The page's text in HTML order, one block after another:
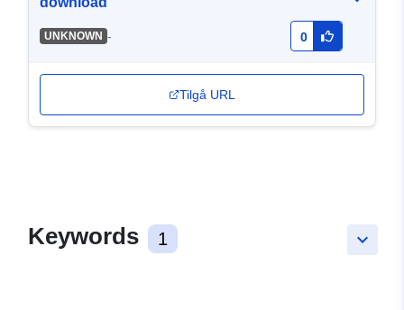
UNKNOWN - 0
Tilgå URL
keyboard_arrow_down
Keywords 1